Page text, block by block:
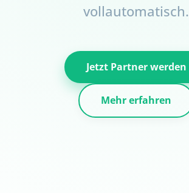
vollautomatisch.
Jetzt Partner werden
Mehr erfahren